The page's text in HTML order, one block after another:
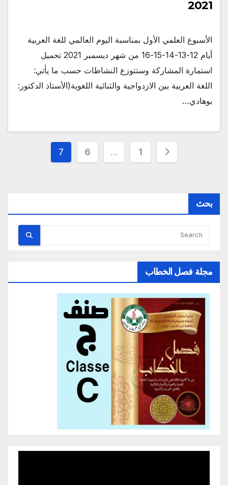
2021
الأسبوع العلمي الأول بمناسبة اليوم العالمي للغة العربية
أيام 12-13-14-15-16 من شهر ديسمبر 2021 تحميل
استمارة المشاركة وستتوزع النشاطات حسب ما يأتي:
اللغة العربية بين الازدواجية والثنائية اللغوية(الأستاذ الدكتور:
بوهادي…
Posts
1
…
6
7
بحث
مجلة فصل الخطاب